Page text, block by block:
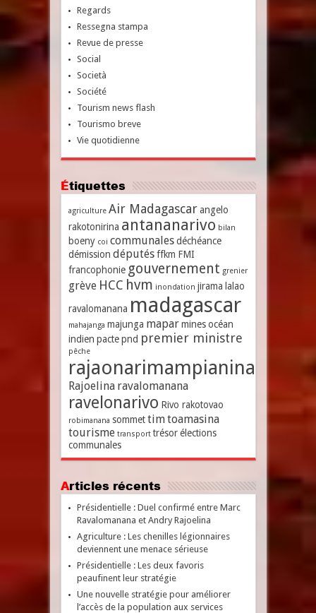
Regards
Ressegna stampa
Revue de presse
Social
Società
Société
Tourism news flash
Tourismo breve
Vie quotidienne
Étiquettes
agriculture Air Madagascar angelo
rakotonirina antananarivo bilan
boeny coi communales déchéance
démission députés ffkm FMI
francophonie gouvernement grenier
grève HCC hvm inondation jirama lalao
ravalomanana madagascar
mahajanga majunga mapar mines océan
indien pacte pnd premier ministre
pêche
rajaonarimampianina
Rajoelina ravalomanana
ravelonarivo Rivo rakotovao
robimanana sommet timtoamasina
tourisme transport trésor élections
communales
Articles récents
Présidentielle : Duel confirmé entre Marc
Ravalomanana et Andry Rajoelina
Agriculture : Les chenilles légionnaires
deviennent une menace sérieuse
Présidentielle : Les deux favoris
peaufinent leur stratégie
Une nouvelle stratégie pour améliorer
l’accès de la population aux services